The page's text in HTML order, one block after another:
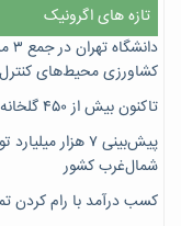
تازه های اگرونیک
کشاورزی محیط‌های
تاکنون بیش از ۴۵۰ گلخانه و باغ استان یزد شناسنامه‌دار شده‌اند
پیش‌بینی ۷‌ هزار
شمال‌غرب کشور
کسب درآمد با رام